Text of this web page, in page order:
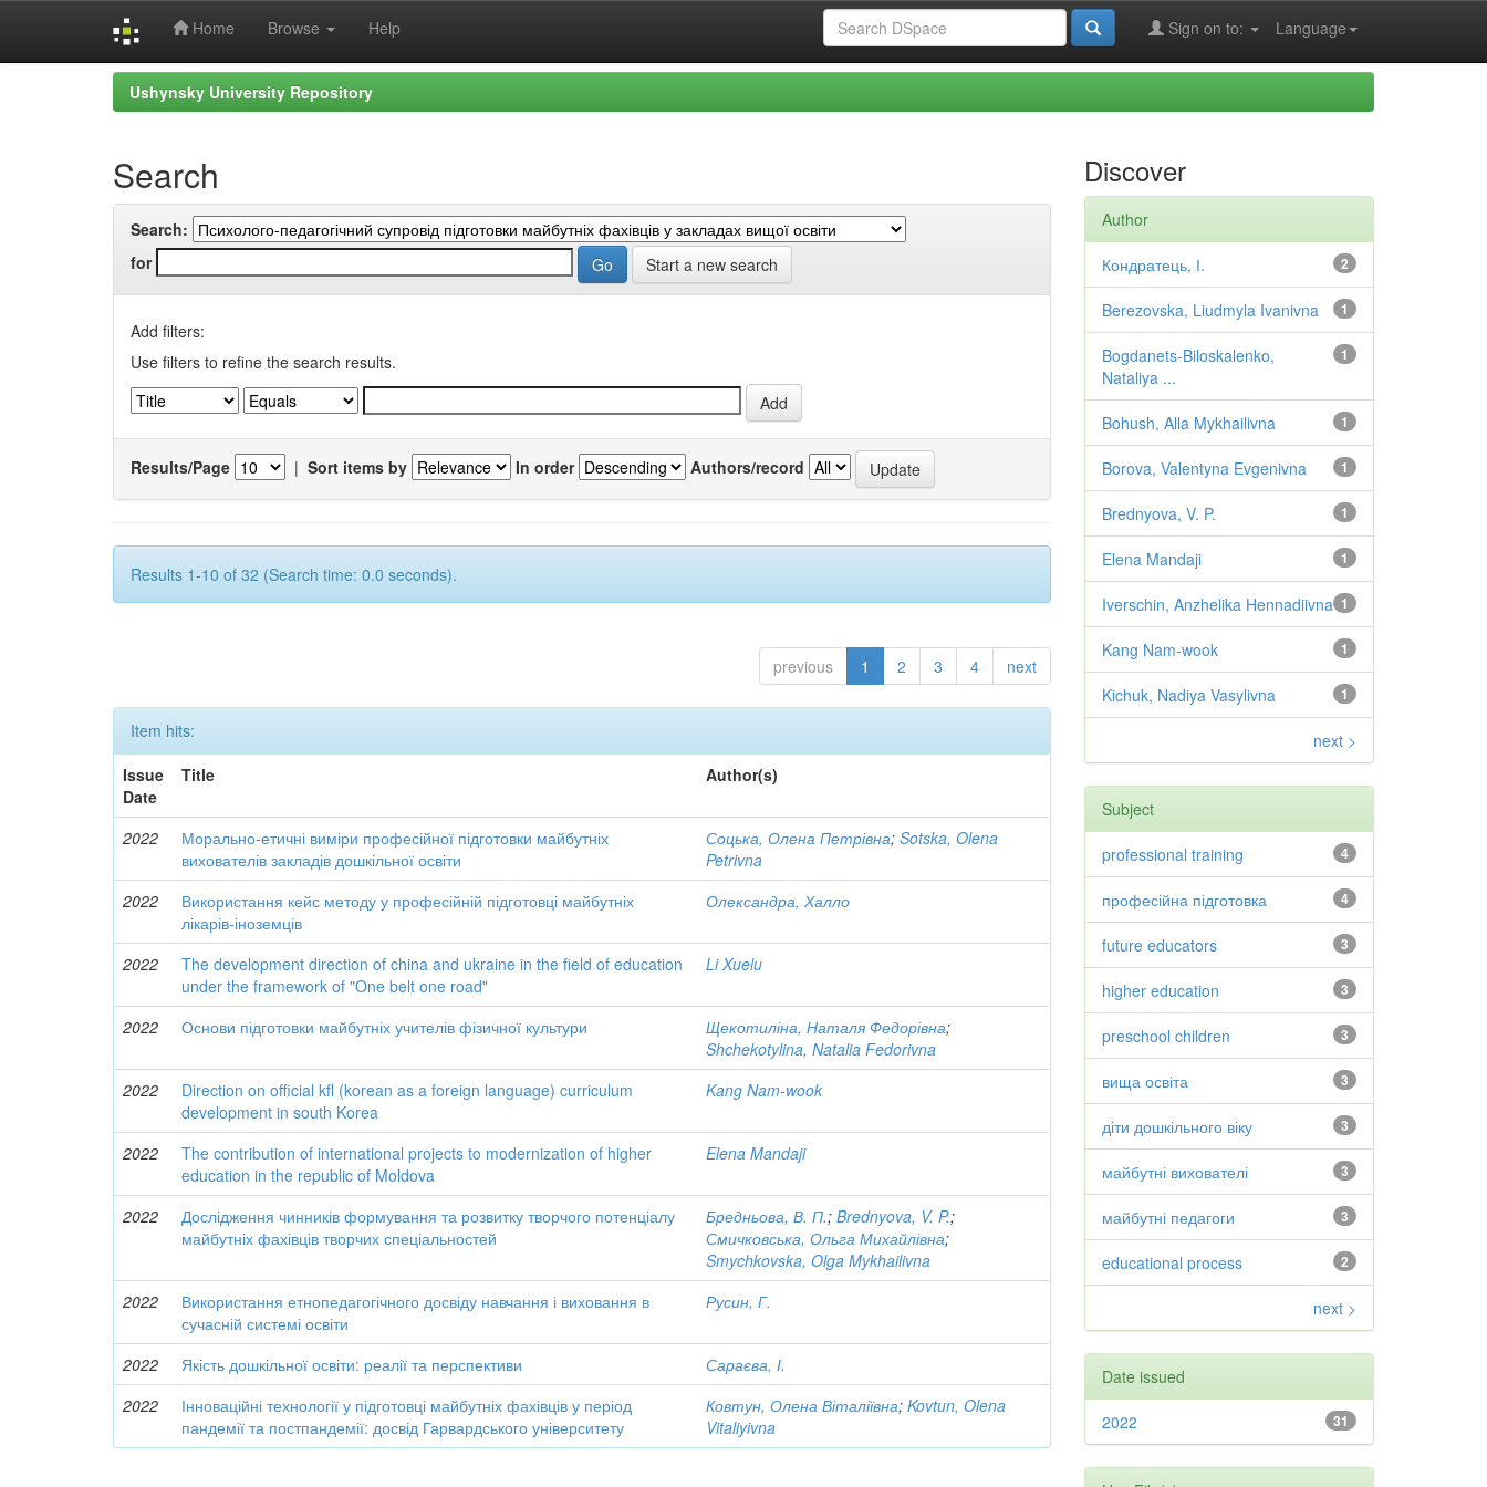
Home Browse Help Language
Sign on to:
Ushynsky University Repository
Search
Search:
for
Start a new search
Add filters:
Use filters to refine the search results.
Results/Page | Sort items by In order Authors/record
Results 1-10 of 32 (Search time: 0.0 seconds).
previous 1 2 3 4 next
Item hits:
Issue
Date
Title Author(s)
2022
Морально-етичні виміри професійної підготовки майбутніх
вихователів закладів дошкільної освіти
Соцька, Олена Петрівна;Sotska, Olena
Petrivna
2022
Використання кейс методу у професійній підготовці майбутніх
лікарів-іноземців
Олександра, Халло
2022
The development direction of china and ukraine in the field of education
under the framework of "One belt one road"
Li Xuelu
2022 Основи підготовки майбутніх учителів фізичної культури Щекотиліна, Наталя Федорівна;
Shchekotylina, Natalia Fedorivna
2022
Direction on official kfl (korean as a foreign language) curriculum
development in south Korea
Kang Nam-wook
2022
The contribution of international projects to modernization of higher
education in the republic of Moldova
Elena Mandaji
2022
Дослідження чинників формування та розвитку творчого потенціалу
майбутніх фахівців творчих спеціальностей
Бредньова, В. П.;Brednyova, V. P.;
Смичковська, Ольга Михайлівна;
Smychkovska, Olga Mykhailivna
2022
Використання етнопедагогічного досвіду навчання і виховання в
сучасній системі освіти
Русин, Г.
2022 Якість дошкільної освіти: реалії та перспективи
Сараєва, І.
2022
Інноваційні технології у підготовці майбутніх фахівців у період
пандемії та постпандемії: досвід Гарвардського університету
Ковтун, Олена Віталіївна;Kovtun, Olena
Vitaliyivna
Discover
Author
2
Кондратець, І.
1
Berezovska, Liudmyla Ivanivna
1
Bogdanets-Biloskalenko,
Nataliya ...
1
Bohush, Alla Mykhailivna
1
Borova, Valentyna Evgenivna
1
Brednyova, V. P.
1
Elena Mandaji
1
Iverschin, Anzhelika Hennadiivna
1
Kang Nam-wook
1
Kichuk, Nadiya Vasylivna
next >
Subject
4
professional training
4
професійна підготовка
3
future educators
3
higher education
3
preschool children
3
вища освіта
3
діти дошкільного віку
3
майбутні вихователі
3
майбутні педагоги
2
educational process
next >
Date issued
31
2022